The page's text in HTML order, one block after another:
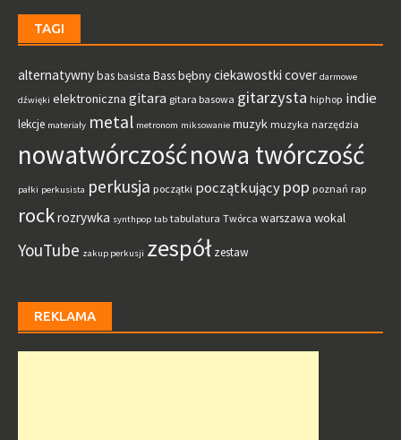
TAGI
alternatywnybas basista Bassbębnyciekawostki cover darmowe
dźwięki elektroniczna gitara gitara basowa gitarzysta hiphop indie
lekcje materiały metal metronom miksowanie muzyk muzyka narzędzia
nowatwórczośćnowa twórczość
pałki perkusista perkusja początki początkującypop poznań rap
rockrozrywka synthpop tab tabulatura Twórca warszawa wokal
YouTube zakup perkusji zespół zestaw
REKLAMA